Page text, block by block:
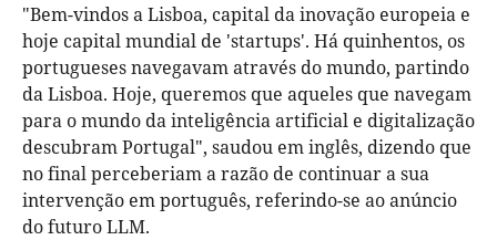
"Bem-vindos a Lisboa, capital da inovação europeia e
hoje capital mundial de 'startups'. Há quinhentos, os
portugueses navegavam através do mundo, partindo
da Lisboa. Hoje, queremos que aqueles que navegam
para o mundo da inteligência artificial e digitalização
descubram Portugal", saudou em inglês, dizendo que
no final perceberiam a razão de continuar a sua
intervenção em português, referindo-se ao anúncio
do futuro LLM.